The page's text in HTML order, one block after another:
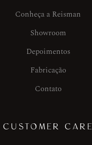
Conheça a Reisman
Showroom
Depoimentos
Fabricação
Contato
CUSTOMER CARE